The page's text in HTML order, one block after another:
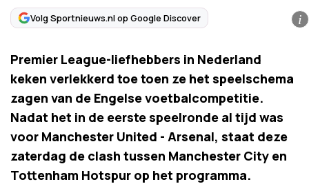
Volg Sportnieuws.nl op Google Discover i
Premier League-liefhebbers in Nederland
keken verlekkerd toe toen ze het speelschema
zagen van de Engelse voetbalcompetitie.
Nadat het in de eerste speelronde al tijd was
voor Manchester United - Arsenal, staat deze
zaterdag de clash tussen Manchester City en
Tottenham Hotspur op het programma.